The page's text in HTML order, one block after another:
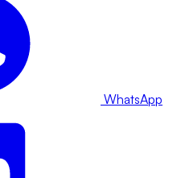
WhatsApp